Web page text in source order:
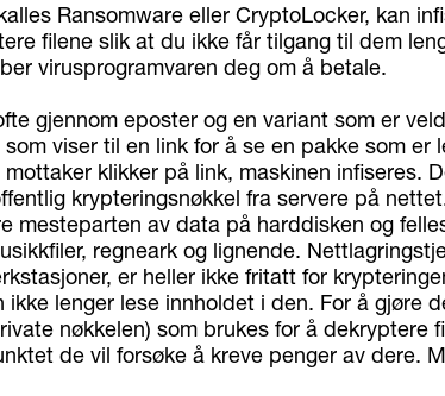
Ransomware eller CryptoLocker, kan
filene slik at du ikke får tilgang til dem
virusprogramvaren deg om å betale.
gjennom eposter og en variant som er
viser til en link for å se en pakke som er
klikker på link, maskinen infiseres.
krypteringsnøkkel fra servere på
mesteparten av data på harddisken og
regneark og lignende.
er heller ikke fritatt for
lenger lese innholdet i den. For å gjøre
nøkkelen) som brukes for å dekryptere
de vil forsøke å kreve penger av dere.